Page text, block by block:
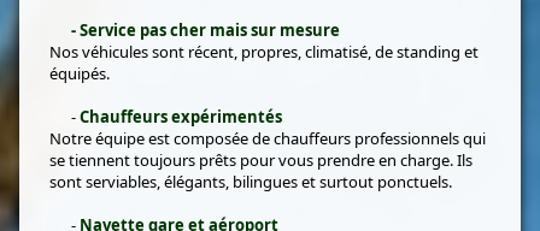
- Service pas cher mais sur mesure
Nos véhicules sont récent, propres, climatisé, de standing et
équipés.
-Chauffeurs expérimentés
Notre équipe est composée de chauffeurs professionnels qui
se tiennent toujours prêts pour vous prendre en charge. Ils
sont serviables, élégants, bilingues et surtout ponctuels.
- Navette gare et aéroport